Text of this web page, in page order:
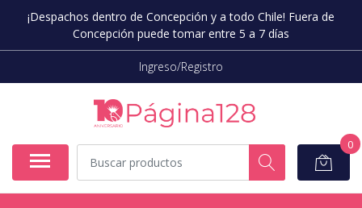
¡Despachos dentro de Concepción y a todo Chile! Fuera de
Concepción puede tomar entre 5 a 7 días
Ingreso/Registro
0